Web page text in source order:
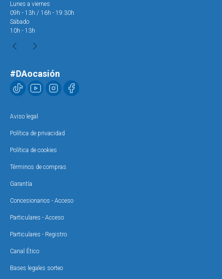
Lunes a viernes
09h - 13h / 16h - 19:30h
Sábado
10h - 13h
#DAocasión
Aviso legal
Política de privacidad
Política de cookies
Términos de compras
Garantía
Concesionarios - Acceso
Particulares - Acceso
Particulares - Registro
Canal Ético
Bases legales sorteo